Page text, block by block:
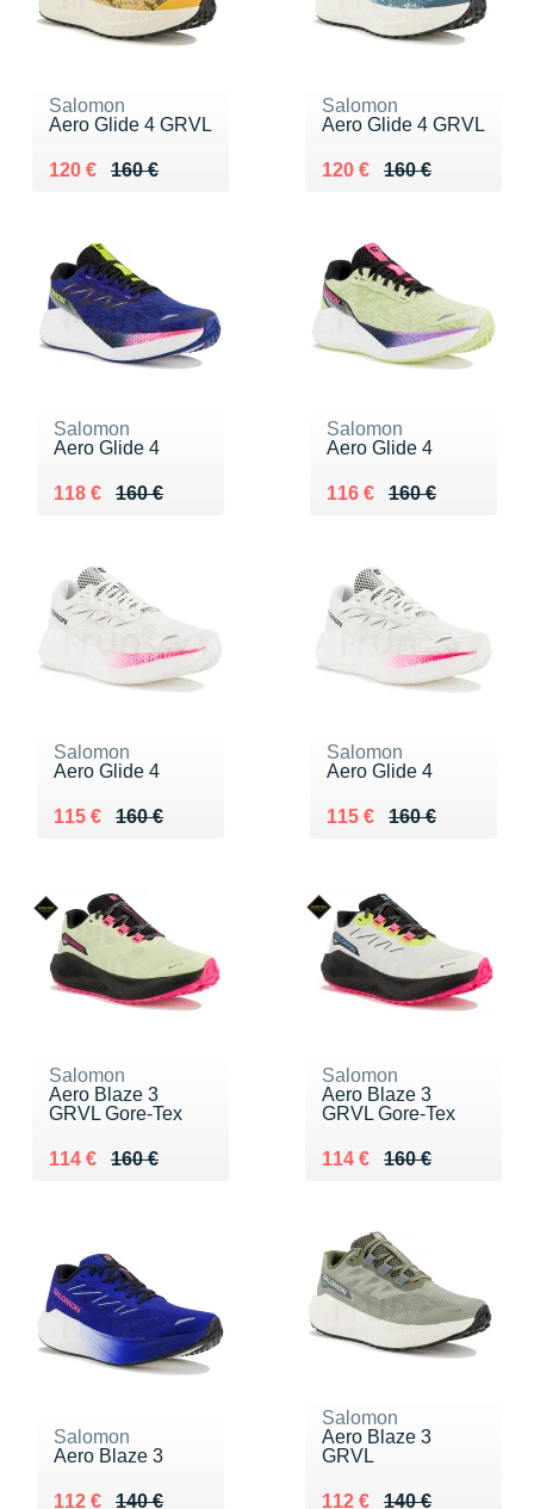
Salomon
Aero Glide 4 GRVL
160 €
Au lieu de 160 €
120 €
Vendu 120 €
Salomon
Aero Glide 4 GRVL
160 €
Au lieu de 160 €
120 €
Vendu 120 €
Salomon
Aero Glide 4
160 €
Au lieu de 160 €
118 €
Vendu 118 €
Salomon
Aero Glide 4
160 €
Au lieu de 160 €
116 €
Vendu 116 €
Salomon
Aero Glide 4
160 €
Au lieu de 160 €
115 €
Vendu 115 €
Salomon
Aero Glide 4
160 €
Au lieu de 160 €
115 €
Vendu 115 €
Salomon
Aero Blaze 3
GRVL Gore-Tex
160 €
Au lieu de 160 €
114 €
Vendu 114 €
Salomon
Aero Blaze 3
GRVL Gore-Tex
160 €
Au lieu de 160 €
114 €
Vendu 114 €
Salomon
Aero Blaze 3
140 €
Au lieu de 140 €
112 €
Vendu 112 €
Salomon
Aero Blaze 3
GRVL
140 €
Au lieu de 140 €
112 €
Vendu 112 €